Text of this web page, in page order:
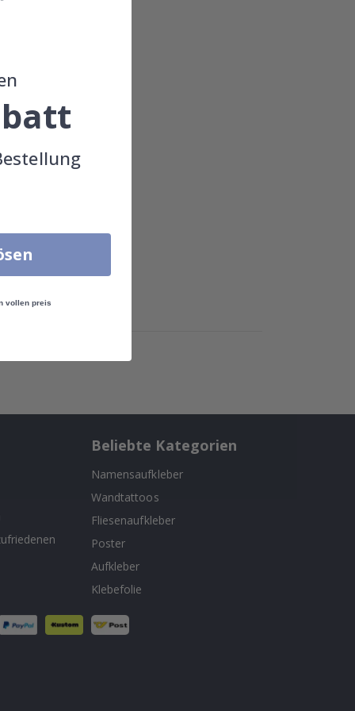
Beliebte Kategorien
Namensaufkleber
Wandtattoos
Fliesenaufkleber
Poster
Aufkleber
Klebefolie
vollen preis